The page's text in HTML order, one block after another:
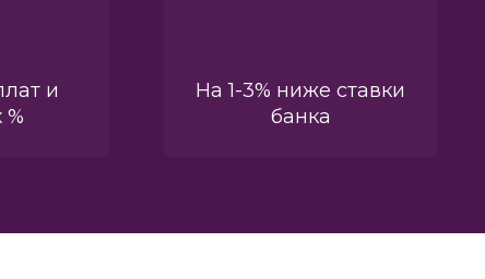
и
На 1-3% ниже ставки
банка